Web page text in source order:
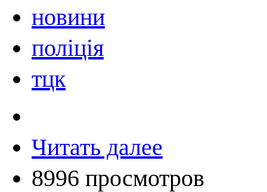
новини
поліція
тцк
Читать далее
8996 просмотров